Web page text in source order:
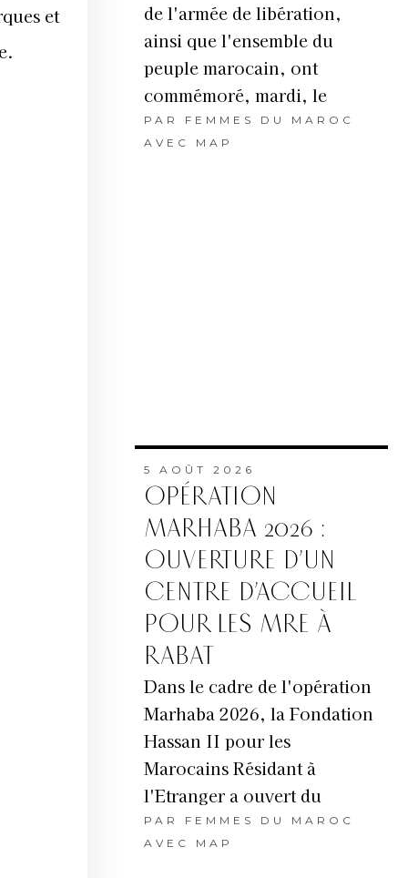
et
de l'armée de libération,
ainsi que l'ensemble du
peuple marocain, ont
commémoré, mardi, le
PAR FEMMES DU MAROC
AVEC MAP
5 AOÛT 2026
OPÉRATION
MARHABA 2026 :
OUVERTURE D’UN
CENTRE D’ACCUEIL
POUR LES MRE À
RABAT
Dans le cadre de l'opération
Marhaba 2026, la Fondation
Hassan II pour les
Marocains Résidant à
l'Etranger a ouvert du
PAR FEMMES DU MAROC
AVEC MAP